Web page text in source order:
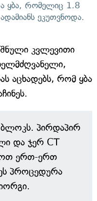
ყბა, რომელიც 1.8
ეკუთვნოდა.
კვლევითი
აცხადებს, რომ ყბა
პირდაპირ
და ჯერ CT
ერთ-ერთ
პროცედურა